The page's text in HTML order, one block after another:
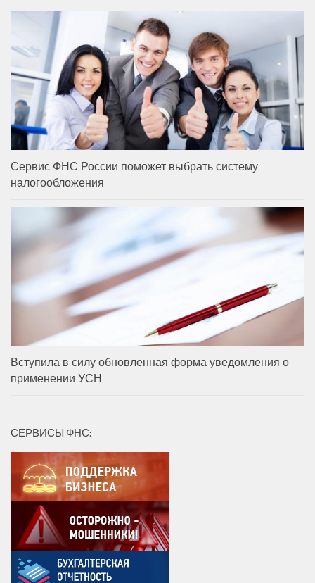
Сервис ФНС России поможет выбрать систему
налогообложения
Вступила в силу обновленная форма уведомления о
применении УСН
СЕРВИСЫ ФНС: